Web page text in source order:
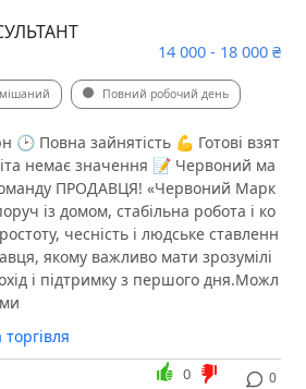
14 000 - 18 000 ₴
Повний робочий день
🕑 Повна зайнятість 💪 Готові взят
немає значення 📝 Червоний ма
ПРОДАВЦЯ! «Червоний Марк
із домом, стабільна робота і ко
чесність і людське ставленн
якому важливо мати зрозумілі
і підтримку з першого дня.Можл
0
0